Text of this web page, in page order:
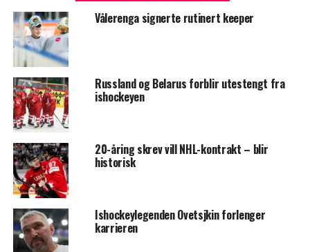
Vålerenga signerte rutinert keeper
Russland og Belarus forblir utestengt fra
ishockeyen
20-åring skrev vill NHL-kontrakt – blir
historisk
Ishockeylegenden Ovetsjkin forlenger
karrieren